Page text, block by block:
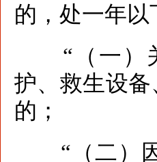
的，处一年
“（一）关
护、救生设
的；
“（二）因